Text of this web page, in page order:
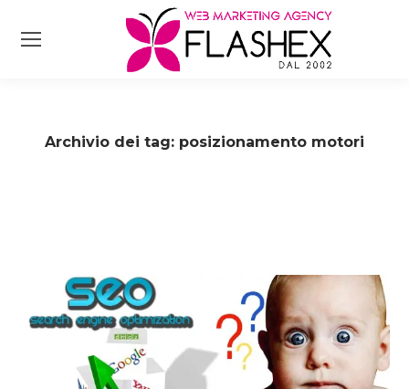
Archivio dei tag: posizionamento motori